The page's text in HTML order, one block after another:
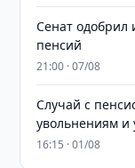
Сенат одобрил
пенсий
21:00 · 07/08
Случай с
увольнениям и
16:15 · 01/08